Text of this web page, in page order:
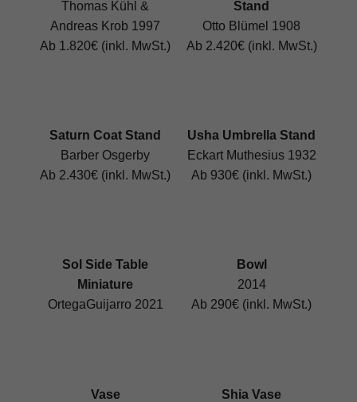
Thomas Kühl &
Andreas Krob 1997
Ab 1.820€ (inkl. MwSt.)
Stand
Otto Blümel 1908
Ab 2.420€ (inkl. MwSt.)
Saturn Coat Stand
Barber Osgerby
Ab 2.430€ (inkl. MwSt.)
Usha Umbrella Stand
Eckart Muthesius 1932
Ab 930€ (inkl. MwSt.)
Sol Side Table
Miniature
OrtegaGuijarro 2021
Bowl
2014
Ab 290€ (inkl. MwSt.)
Vase
Shia Vase